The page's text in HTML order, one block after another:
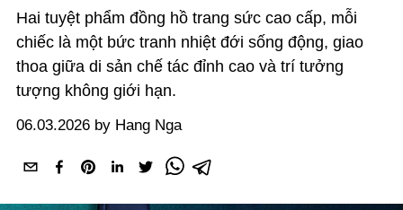
Hai tuyệt phẩm đồng hồ trang sức cao cấp, mỗi
chiếc là một bức tranh nhiệt đới sống động, giao
thoa giữa di sản chế tác đỉnh cao và trí tưởng
tượng không giới hạn.
06.03.2026 by Hang Nga